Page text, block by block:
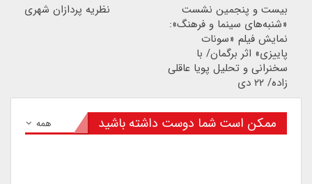
بیست و پنجمین نشست
«شنبه‌های سینما و فرهنگ»:
نمایش فیلم «سونات
پاییزی» اثر برگمان/ با
سخنرانی و تحلیل پویا عاقلی
زاده/ ۲۲ دی
نظریه پردازان شهری
همه ممکن است شما دوست داشته باشید